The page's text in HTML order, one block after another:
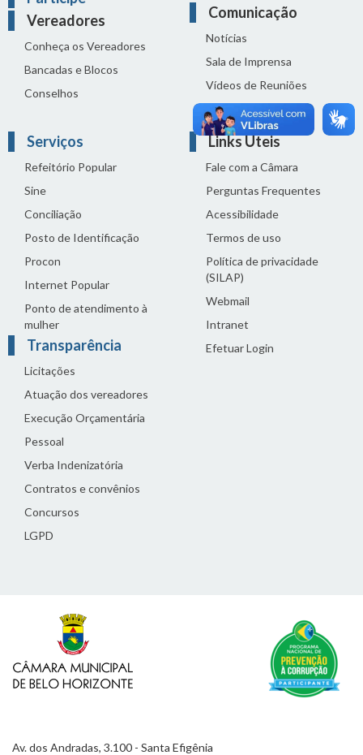
Vereadores
Conheça os Vereadores
Bancadas e Blocos
Conselhos
Comunicação
Notícias
Sala de Imprensa
Vídeos de Reuniões
Solenidades
Serviços
Refeitório Popular
Sine
Conciliação
Posto de Identificação
Procon
Internet Popular
Ponto de atendimento à
mulher
Transparência
Licitações
Atuação dos vereadores
Execução Orçamentária
Pessoal
Verba Indenizatória
Contratos e convênios
Concursos
LGPD
Links Úteis
Fale com a Câmara
Perguntas Frequentes
Acessibilidade
Termos de uso
Política de privacidade
(SILAP)
Webmail
Intranet
Efetuar Login
Av. dos Andradas, 3.100 - Santa Efigênia